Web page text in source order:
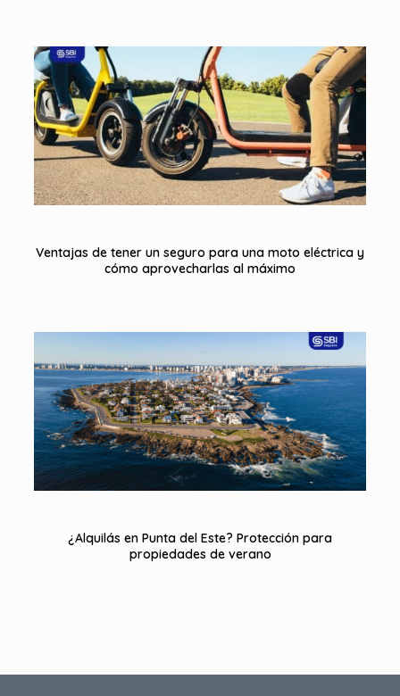
Ventajas de tener un seguro para una moto eléctrica y
cómo aprovecharlas al máximo
¿Alquilás en Punta del Este? Protección para
propiedades de verano